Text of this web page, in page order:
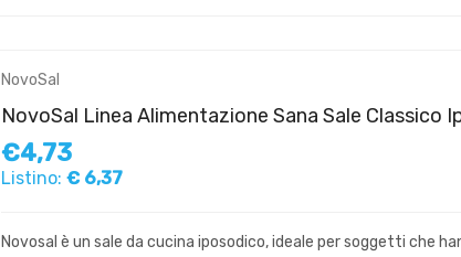
NovoSal
NovoSal Linea Alimentazione Sana Sale Classico
€4,73
Listino: € 6,37
Novosal è un sale da cucina iposodico, ideale per soggetti che